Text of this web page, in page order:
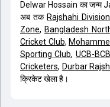
Delwar Hossain का जन्म
अब तक Rajshahi Division
Zone, Bangladesh
Cricket Club,
Sporting Club, UCB-
Cricketers, Durbar
क्रिकेट खेला है।